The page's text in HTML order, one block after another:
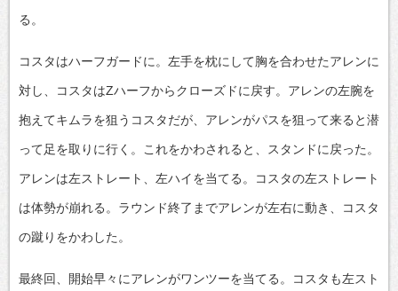
る。
コスタはハーフガードに。左手を枕にして胸を合わせたアレンに
対し、コスタはZハーフからクローズドに戻す。アレンの左腕を
抱えてキムラを狙うコスタだが、アレンがパスを狙って来ると潜
って足を取りに行く。これをかわされると、スタンドに戻った。
アレンは左ストレート、左ハイを当てる。コスタの左ストレート
は体勢が崩れる。ラウンド終了までアレンが左右に動き、コスタ
の蹴りをかわした。
最終回、開始早々にアレンがワンツーを当てる。コスタも左スト